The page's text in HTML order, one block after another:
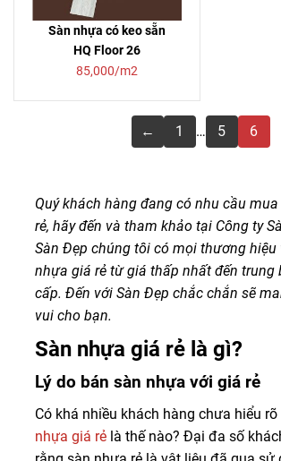
Sàn nhựa có keo sẵn
HQ Floor 26
85,000/m2
← 1 … 5 6
Quý khách hàng đang có nhu cầu
rẻ, hãy đến và tham khảo tại Công ty
Sàn Đẹp chúng tôi có mọi thương hiệu
nhựa giá rẻ từ giá thấp nhất đến trung
cấp. Đến với Sàn Đẹp chắc chắn sẽ
vui cho bạn.
Sàn nhựa giá rẻ là gì?
Lý do bán sàn nhựa với giá rẻ
Có khá nhiều khách hàng chưa hiểu
nhựa giá rẻ là thế nào? Đại đa số